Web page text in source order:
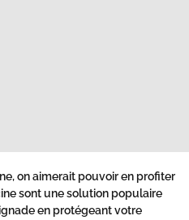
on aimerait pouvoir en profiter
sont une solution populaire
en protégeant votre